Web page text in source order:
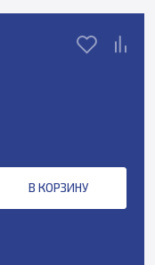
В КОРЗИНУ